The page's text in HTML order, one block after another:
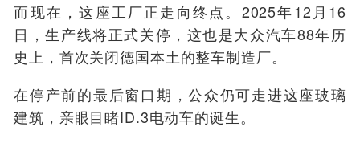
而现在，这座工厂正走向终点。2025年12月16
日，生产线将正式关停，这也是大众汽车88年历
史上，首次关闭德国本土的整车制造厂。
在停产前的最后窗口期，公众仍可走进这座玻璃
建筑，亲眼目睹ID.3电动车的诞生。